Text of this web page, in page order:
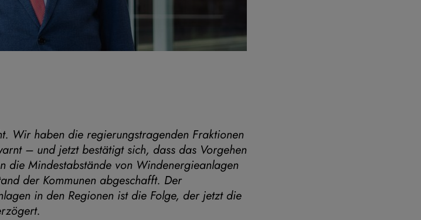
Wir haben die regierungstragenden Fraktionen
– und jetzt bestätigt sich, dass das Vorgehen
die Mindestabstände von Windenergieanlagen
der Kommunen abgeschafft. Der
in den Regionen ist die Folge, der jetzt die